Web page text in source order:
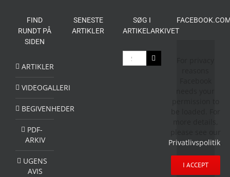
FIND
RUNDT PÅ
SIDEN
ARTIKLER
VIDEOGALLERI
BEGIVENHEDER
PDF-
ARKIV
UGENS
AVIS
SENESTE
ARTIKLER
SØG I
ARTIKELARKIVET
Søg
efter:
Privatlivspolitik
I ACCEPT